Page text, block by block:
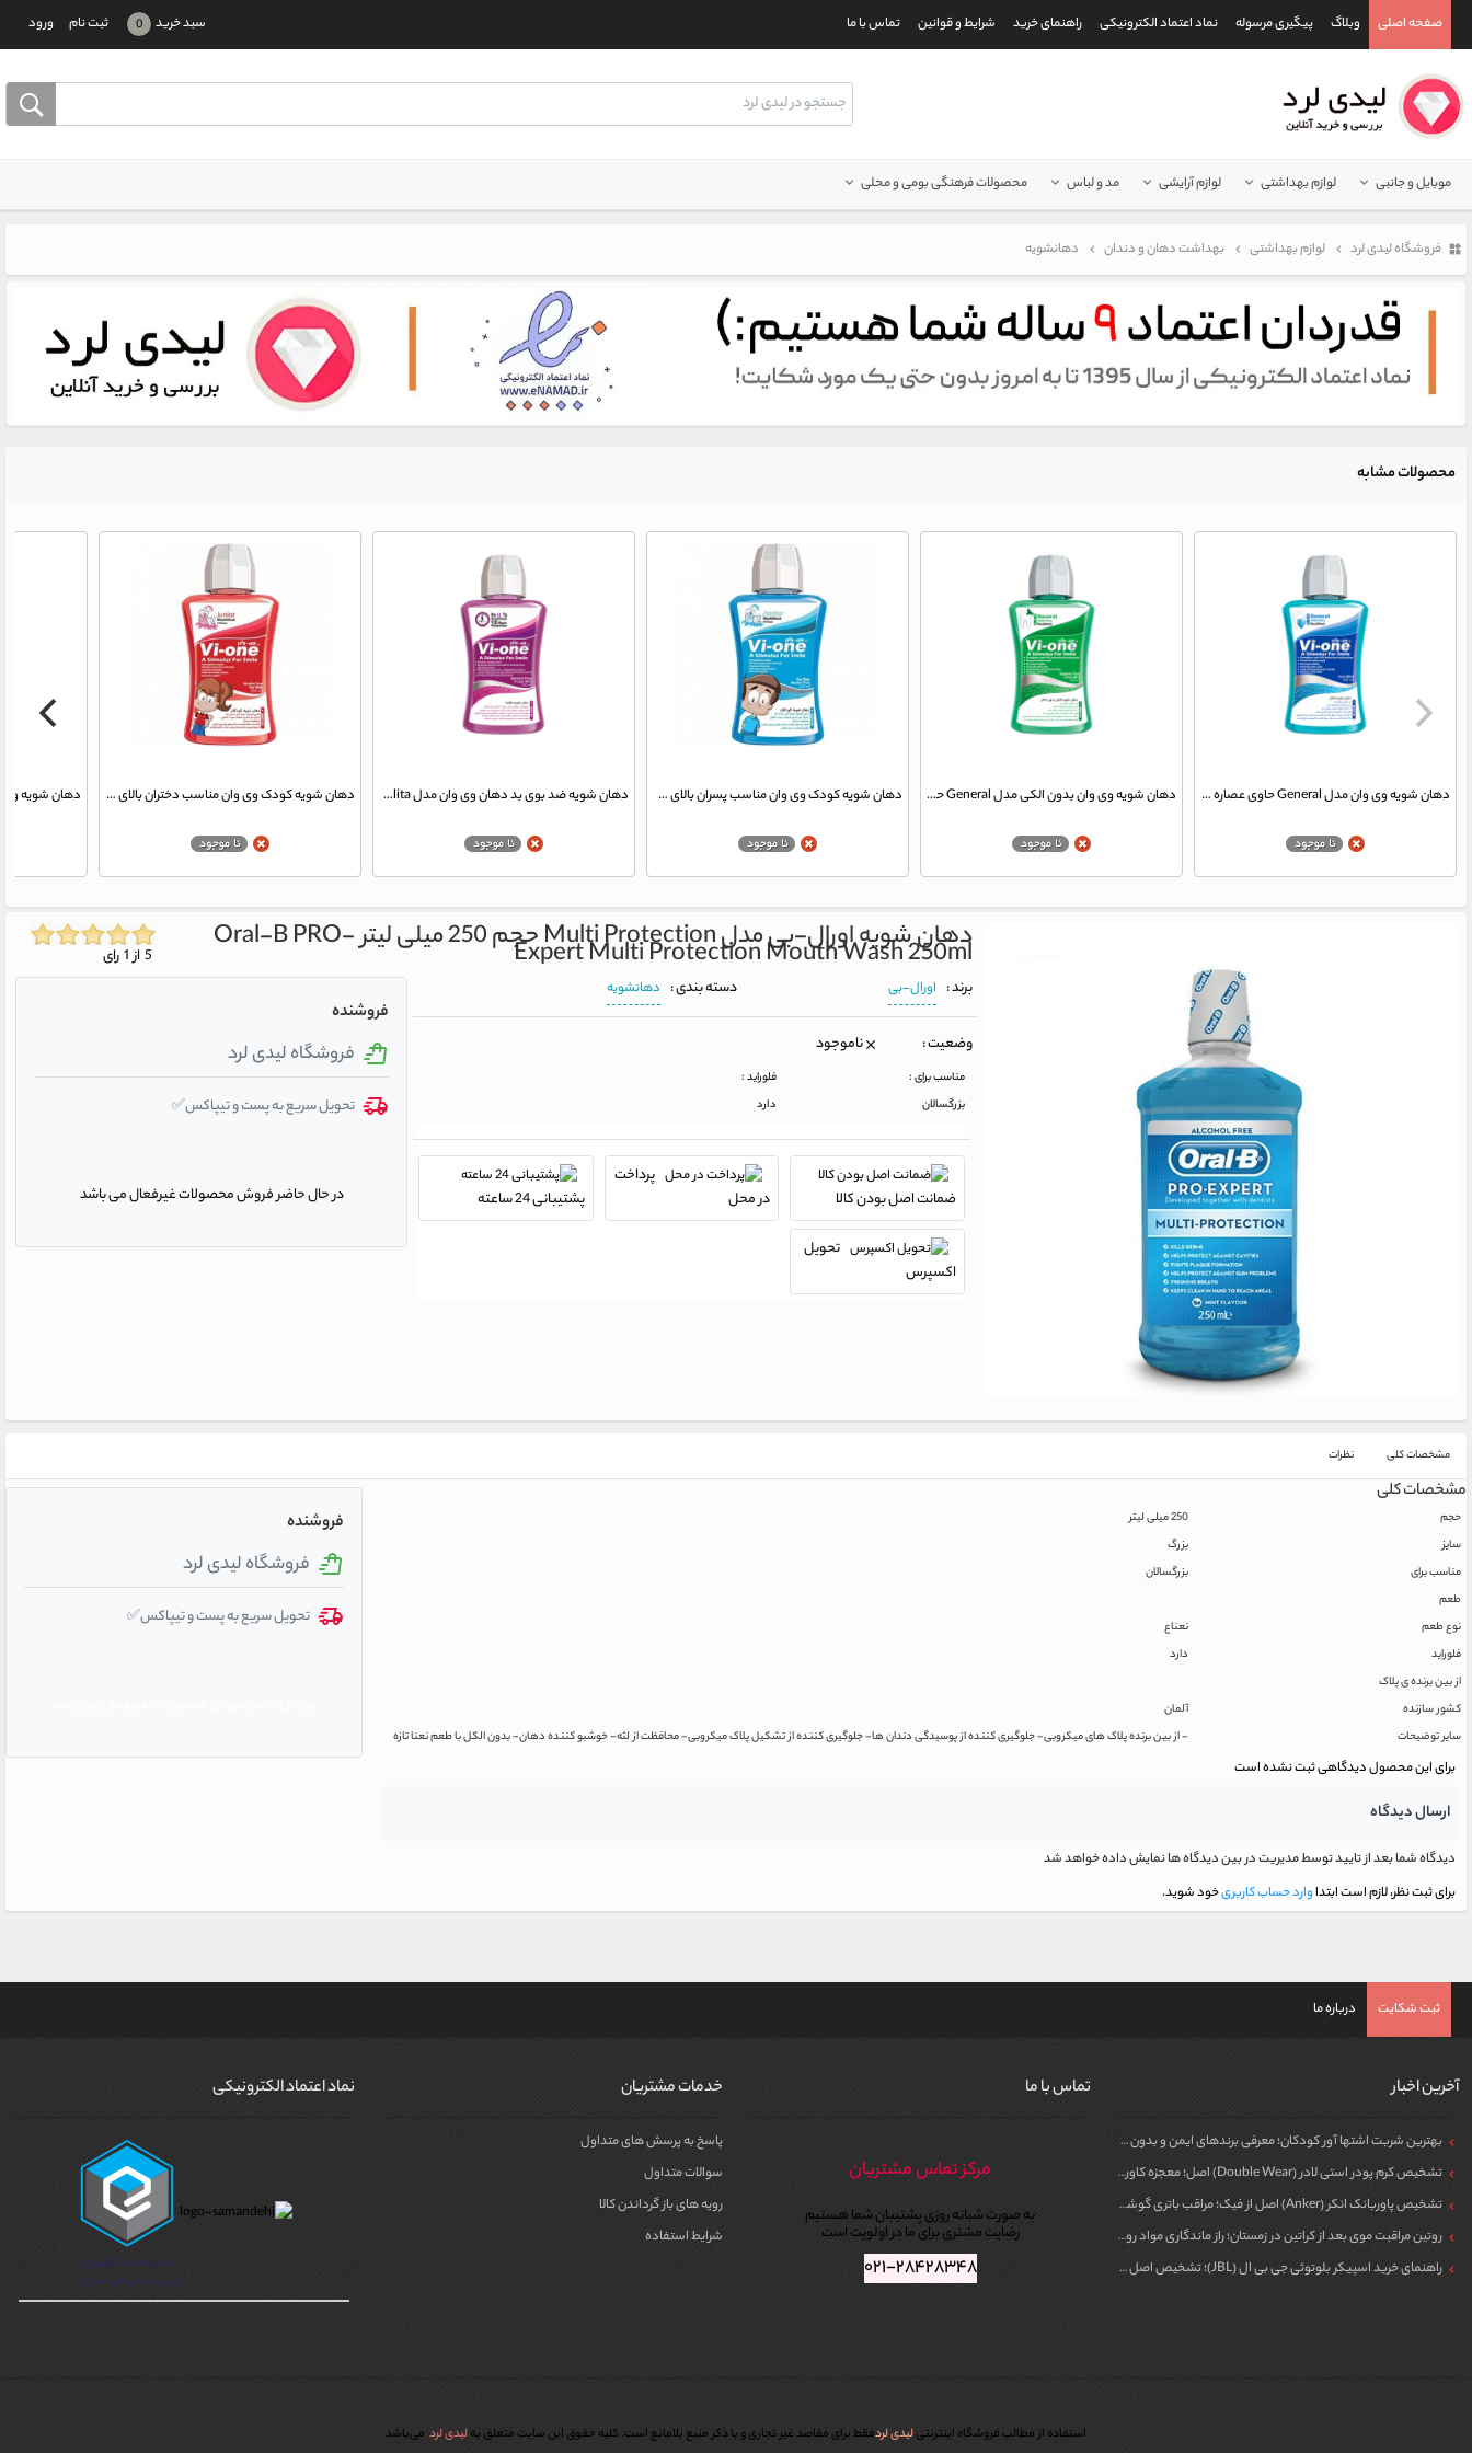
ورود ثبت نام سبد خرید 0 صفحه اصلی وبلاگ پیگیری مرسوله نماد اعتماد الکترونیکی راهنمای خرید شرایط و قوانین تماس با ما
موبایل و جانبی لوازم بهداشتی لوازم آرایشی مد و لباس محصولات فرهنگی بومی و محلی
فروشگاه لیدی لرد لوازم بهداشتی بهداشت دهان و دندان دهانشویه
محصولات مشابه
دهان شویه وی وان مدل General حاوی عصاره نعناع تند حجم 330 میلی لیتر دهان شویه وی وان بدون الکی مدل General حاوی عصاره نعناع تازه حجم 330 میلی لیتر دهان شویه کودک وی وان مناسب پسران بالای 6 سال حجم 330 میلی لیتر دهان شویه ضد بوی بد دهان وی وان مدل Halita حجم 330 میلی لیتر دهان شویه کودک وی وان مناسب دختران بالای 6 سال حجم 330 میلی لیتر
دهان شویه اورال-بی مدل Multi Protection حجم 250 میلی لیتر Oral-B PRO- Expert Multi Protection Mouth Wash 250ml
برند : اورال-بی دسته بندی : دهانشویه
وضعیت : ناموجود
مناسب برای :
بزرگسالان
فلوراید :
دارد
ضمانت اصل بودن کالا
پرداخت
در محل
پشتیبانی 24 ساعته
تحویل
اکسپرس
فروشنده
فروشگاه لیدی لرد
تحویل سریع به پست و تیپاکس✅
در حال حاضر فروش محصولات غیرفعال می باشد
مشخصات کلی نظرات
مشخصات کلی
حجم
250 میلی لیتر
سایز
بزرگ
مناسب برای
بزرگسالان
طعم
نوع طعم
نعناع
فلوراید
دارد
از بین برنده ی پلاک
کشور سازنده
آلمان
سایر توضیحات
- از بین برنده پلاک های میکروبی- جلوگیری کننده از پوسیدگی دندان ها- جلوگیری کننده از تشکیل پلاک میکروبی- محافظت از لثه- خوشبو کننده دهان- بدون الکل با طعم نعنا تازه
برای این محصول دیدگاهی ثبت نشده است
ارسال دیدگاه
دیدگاه شما بعد از تایید توسط مدیریت در بین دیدگاه ها نمایش داده خواهد شد
برای ثبت نظر، لازم است ابتداوارد حساب کاربریخود شوید.
فروشنده
فروشگاه لیدی لرد
تحویل سریع به پست و تیپاکس✅
ثبت شکایت درباره ما
آخرین اخبار
بهترین شربت اشتها آور کودکان؛ معرفی برندهای ایمن و بدون سیپروهپتادین
تشخیص کرم پودر استی لادر (Double Wear) اصل؛ معجزه کاور برای پوست
تشخیص پاوربانک انکر (Anker) اصل از فیک؛ مراقب باتری گوشی خود باشید!
روتین مراقبت موی بعد از کراتین در زمستان؛ راز ماندگاری مواد روی مو
راهنمای خرید اسپیکر بلوتوثی جی بی ال (JBL)؛ تشخیص اصل از فیک برای مهمونی
تماس با ما
مرکز تماس مشتریان
به صورت شبانه روزی پشتیبان شما هستیم
رضایت مشتری برای ما در اولویت است
۰۲۱-۲۸۴۲۸۳۴۸
خدمات مشتریان
پاسخ به پرسش های متداول
سوالات متداول
رویه های باز گرداندن کالا
شرایط استفاده
نماد اعتماد الکترونیکی
استفاده از مطالب فروشگاه اینترنتیلیدی لردفقط برای مقاصد غیر تجاری و با ذکر منبع بلامانع است. کليه حقوق اين سايت متعلق بهلیدی لرد می‌باشد